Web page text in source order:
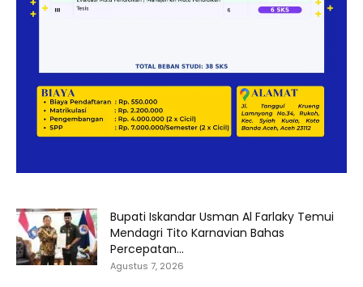
Bupati Iskandar Usman Al Farlaky Temui
Mendagri Tito Karnavian Bahas
Percepatan...
Agustus 7, 2026